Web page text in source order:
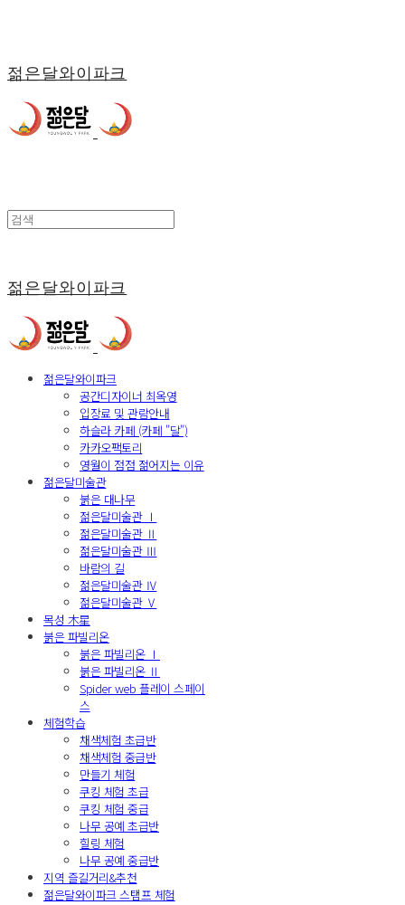
젊은달와이파크
젊은달와이파크
젊은달와이파크
공간디자이너 최옥영
입장료 및 관람안내
하슬라 카페 (카페 "달")
카카오팩토리
영월이 점점 젊어지는 이유
젊은달미술관
붉은 대나무
젊은달미술관 Ⅰ
젊은달미술관 Ⅱ
젊은달미술관 Ⅲ
바람의 길
젊은달미술관 Ⅳ
젊은달미술관 Ⅴ
목성 木星
붉은 파빌리온
붉은 파빌리온 Ⅰ
붉은 파빌리온 Ⅱ
Spider web 플레이 스페이
스
체험학습
채색체험 초급반
채색체험 중급반
만들기 체험
쿠킹 체험 초급
쿠킹 체험 중급
나무 공예 초급반
힐링 체험
나무 공예 중급반
지역 즐길거리&추천
젊은달와이파크 스탬프 체험